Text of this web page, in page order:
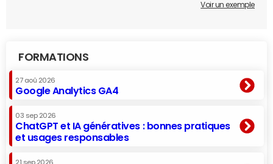
Voir un exemple
FORMATIONS
27 aoû 2026
Google Analytics GA4
03 sep 2026
ChatGPT et IA génératives : bonnes pratiques
et usages responsables
21 sep 2026